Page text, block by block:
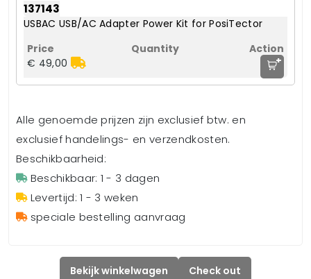
137143
USBAC USB/AC Adapter Power Kit for PosiTector
€ 49,00 +
Alle genoemde prijzen zijn exclusief btw. en
exclusief handelings- en verzendkosten.
Beschikbaarheid:
Beschikbaar: 1 - 3 dagen
Levertijd: 1 - 3 weken
speciale bestelling aanvraag
Bekijk winkelwagen Check out